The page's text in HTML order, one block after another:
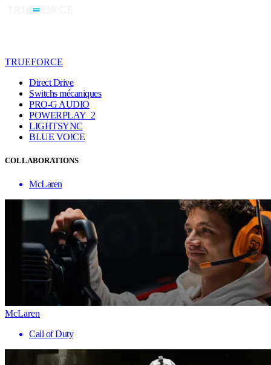
TRUEFORCE
Direct Drive
Switchs mécaniques
PRO-G AUDIO
POWERPLAY 2
LIGHTSYNC
BLUE VO!CE
COLLABORATIONS
McLaren
McLaren
Call of Duty